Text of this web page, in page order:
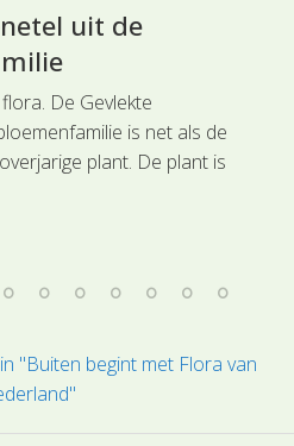
uit de
De Gevlekte
is net als de
plant. De plant is
van april tot in
"Buiten begint met Flora van